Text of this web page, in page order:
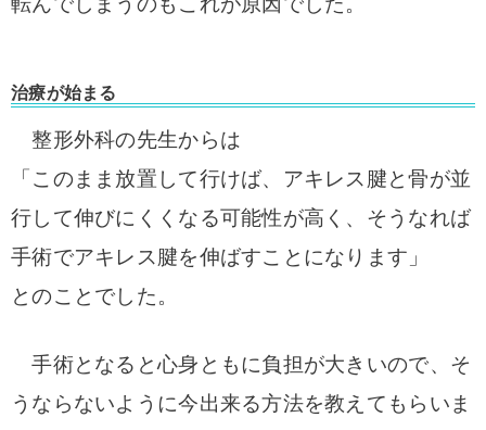
治療が始まる
整形外科の先生からは
「このまま放置して行けば、アキレス腱と骨が並
行して伸びにくくなる可能性が高く、そうなれば
手術でアキレス腱を伸ばすことになります」
とのことでした。
手術となると心身ともに負担が大きいので、そ
うならないように今出来る方法を教えてもらいま